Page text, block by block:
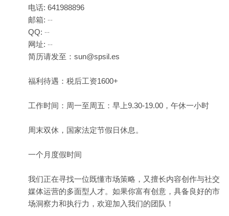
电话: 641988896
邮箱: --
QQ: --
网址: --
简历请发至： sun@spsil.es
福利待遇：税后工资1600+
工作时间：周一至周五：早上9.30-19.00，午休一小时
周末双休，国家法定节假日休息。
一个月度假时间
我们正在寻找一位既懂市场策略，又擅长内容创作与社交
媒体运营的多面型人才。如果你富有创意，具备良好的市
场洞察力和执行力，欢迎加入我们的团队！